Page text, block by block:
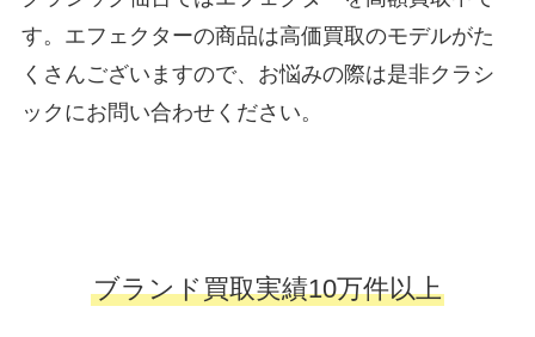
す。エフェクターの商品は高価買取のモデルがた
くさんございますので、お悩みの際は是非クラシ
ックにお問い合わせください。
ブランド買取実績10万件以上